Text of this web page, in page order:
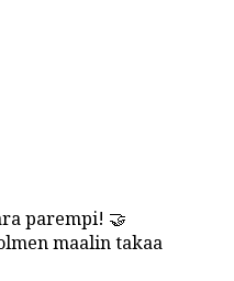
parempi! 🤝
maalin takaa